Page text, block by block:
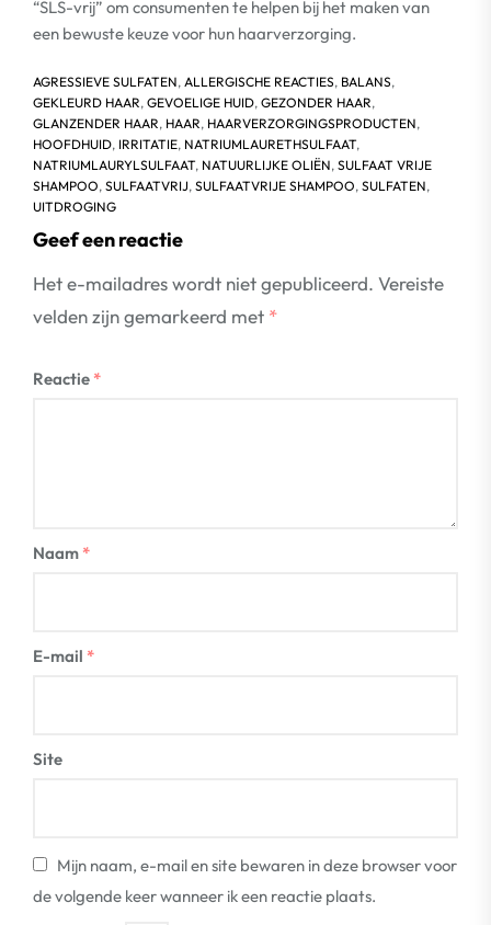
“SLS-vrij” om consumenten te helpen bij het maken van
een bewuste keuze voor hun haarverzorging.
AGRESSIEVE SULFATEN, ALLERGISCHE REACTIES, BALANS,
GEKLEURD HAAR, GEVOELIGE HUID, GEZONDER HAAR,
GLANZENDER HAAR, HAAR, HAARVERZORGINGSPRODUCTEN,
HOOFDHUID, IRRITATIE, NATRIUMLAURETHSULFAAT,
NATRIUMLAURYLSULFAAT, NATUURLIJKE OLIËN, SULFAAT VRIJE
SHAMPOO, SULFAATVRIJ, SULFAATVRIJE SHAMPOO, SULFATEN,
UITDROGING
Geef een reactie
Het e-mailadres wordt niet gepubliceerd. Vereiste
velden zijn gemarkeerd met *
Reactie *
Naam *
E-mail *
Site
Mijn naam, e-mail en site bewaren in deze browser voor
de volgende keer wanneer ik een reactie plaats.